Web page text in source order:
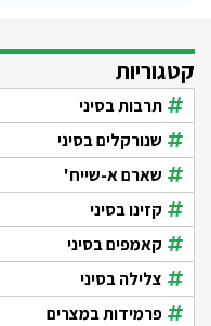
קטגוריות
תרבות בסיני
שנורקלים בסיני
שארם א-שייח'
קזינו בסיני
קאמפים בסיני
צלילה בסיני
פרמידות במצרים